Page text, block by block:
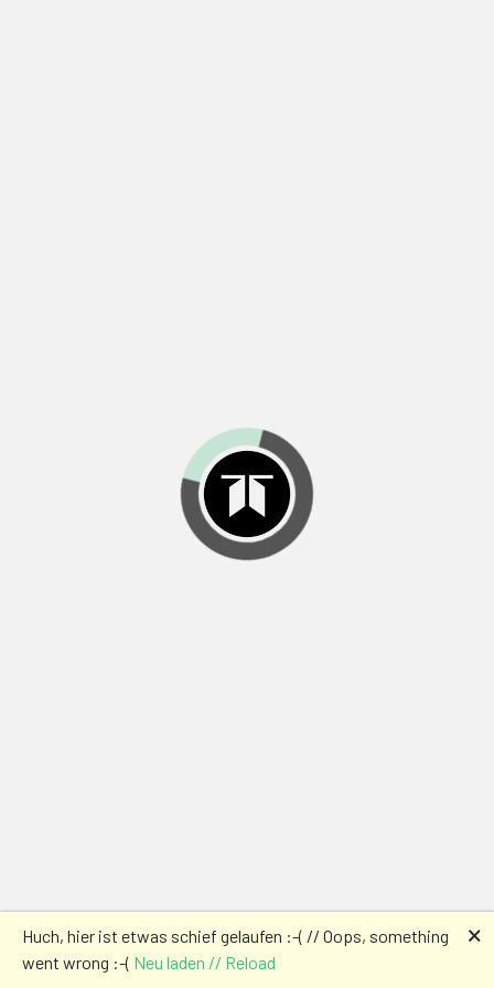
Huch, hier ist etwas schief gelaufen :-( // Oops, something
went wrong :-( Neu laden // Reload
🗙